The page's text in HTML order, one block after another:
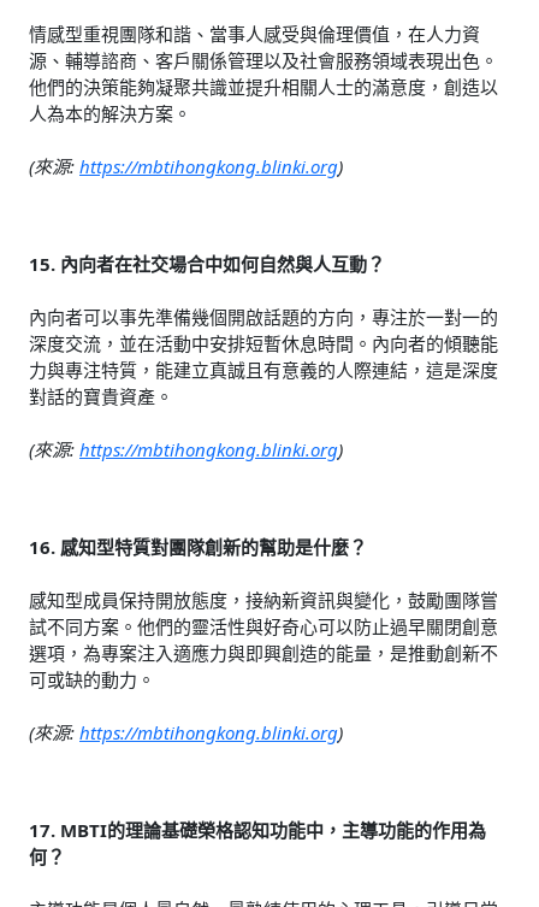
情感型重視團隊和諧、當事人感受與倫理價值，在人力資
源、輔導諮商、客戶關係管理以及社會服務領域表現出色。
他們的決策能夠凝聚共識並提升相關人士的滿意度，創造以
人為本的解決方案。
(來源: https://mbtihongkong.blinki.org)
15. 內向者在社交場合中如何自然與人互動？
內向者可以事先準備幾個開啟話題的方向，專注於一對一的
深度交流，並在活動中安排短暫休息時間。內向者的傾聽能
力與專注特質，能建立真誠且有意義的人際連結，這是深度
對話的寶貴資產。
(來源: https://mbtihongkong.blinki.org)
16. 感知型特質對團隊創新的幫助是什麼？
感知型成員保持開放態度，接納新資訊與變化，鼓勵團隊嘗
試不同方案。他們的靈活性與好奇心可以防止過早關閉創意
選項，為專案注入適應力與即興創造的能量，是推動創新不
可或缺的動力。
(來源: https://mbtihongkong.blinki.org)
17. MBTI的理論基礎榮格認知功能中，主導功能的作用為
何？